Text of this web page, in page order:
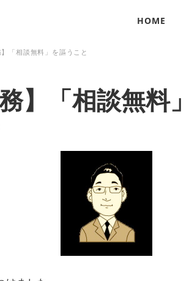
HOME
】「相談無料」を謳うこと
】「相談無料